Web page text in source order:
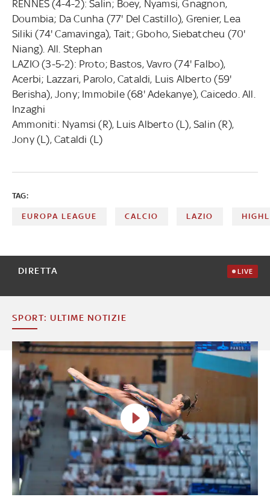
RENNES (4-4-2): Salin; Boey, Nyamsi, Gnagnon,
Doumbia; Da Cunha (77' Del Castillo), Grenier, Lea
Siliki (74' Camavinga), Tait; Gboho, Siebatcheu (70'
Niang). All. Stephan
LAZIO (3-5-2): Proto; Bastos, Vavro (74' Falbo),
Acerbi; Lazzari, Parolo, Cataldi, Luis Alberto (59'
Berisha), Jony; Immobile (68' Adekanye), Caicedo. All.
Inzaghi
Ammoniti: Nyamsi (R), Luis Alberto (L), Salin (R),
Jony (L), Cataldi (L)
TAG:
EUROPA LEAGUE CALCIO LAZIO
DIRETTA LIVE
SPORT: ULTIME NOTIZIE